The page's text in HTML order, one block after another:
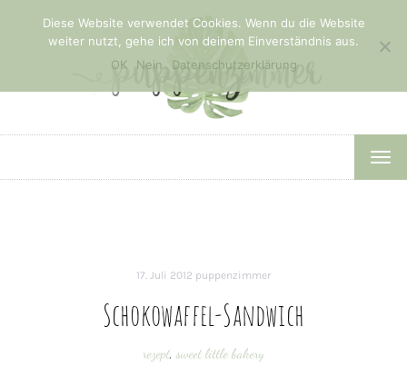
17. Juli 2012 puppenzimmer
Schokowaffel-Sandwich
rezept, sweet little bakery
Diese Website verwendet Cookies. Wenn du die Website
weiter nutzt, gehe ich von deinem Einverständnis aus.
OK
Nein Datenschutzerklärung